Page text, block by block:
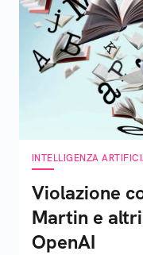
INTELLIGENZA
Violazione
Martin e
OpenAI